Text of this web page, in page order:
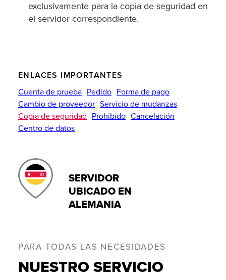
exclusivamente para la copia de seguridad en
el servidor correspondiente.
ENLACES IMPORTANTES
Cuenta de prueba Pedido Forma de pago
Cambio de proveedor Servicio de mudanzas
Copia de seguridad Prohibido Cancelación
Centro de datos
SERVIDOR
UBICADO EN
ALEMANIA
PARA TODAS LAS NECESIDADES
NUESTRO SERVICIO